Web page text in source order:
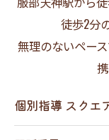
徒歩2分
無理のないペー
個別指導 スクエ